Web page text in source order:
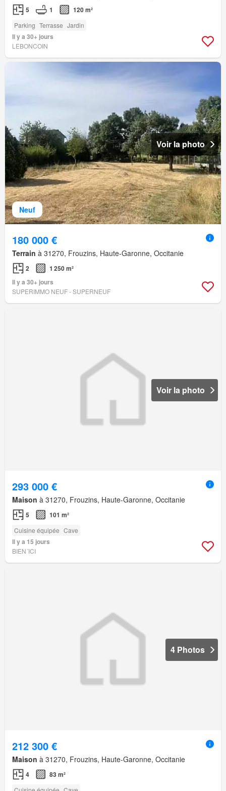
5 1 120 m²
Parking Terrasse Jardin
Il y a 30+ jours
LEBONCOIN
Neuf
Voir la photo
180 000 €
Terrain à 31270, Frouzins, Haute-Garonne, Occitanie
2
1 250 m²
Il y a 30+ jours
SUPERIMMO NEUF - SUPERNEUF
Voir la photo
293 000 €
Maison à 31270, Frouzins, Haute-Garonne, Occitanie
5 101 m²
Cuisine équipée Cave
Il y a 15 jours
BIEN´ICI
4 Photos
212 300 €
Maison à 31270, Frouzins, Haute-Garonne, Occitanie
4 83 m²